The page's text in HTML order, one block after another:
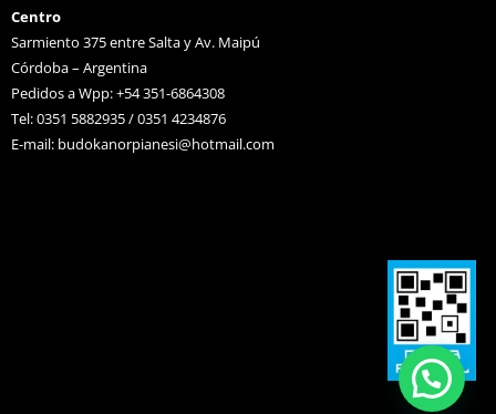
Centro
Sarmiento 375 entre Salta y Av. Maipú
Córdoba – Argentina
Pedidos a Wpp: +54 351-6864308
Tel: 0351 5882935 / 0351 4234876
E-mail: budokanorpianesi@hotmail.com